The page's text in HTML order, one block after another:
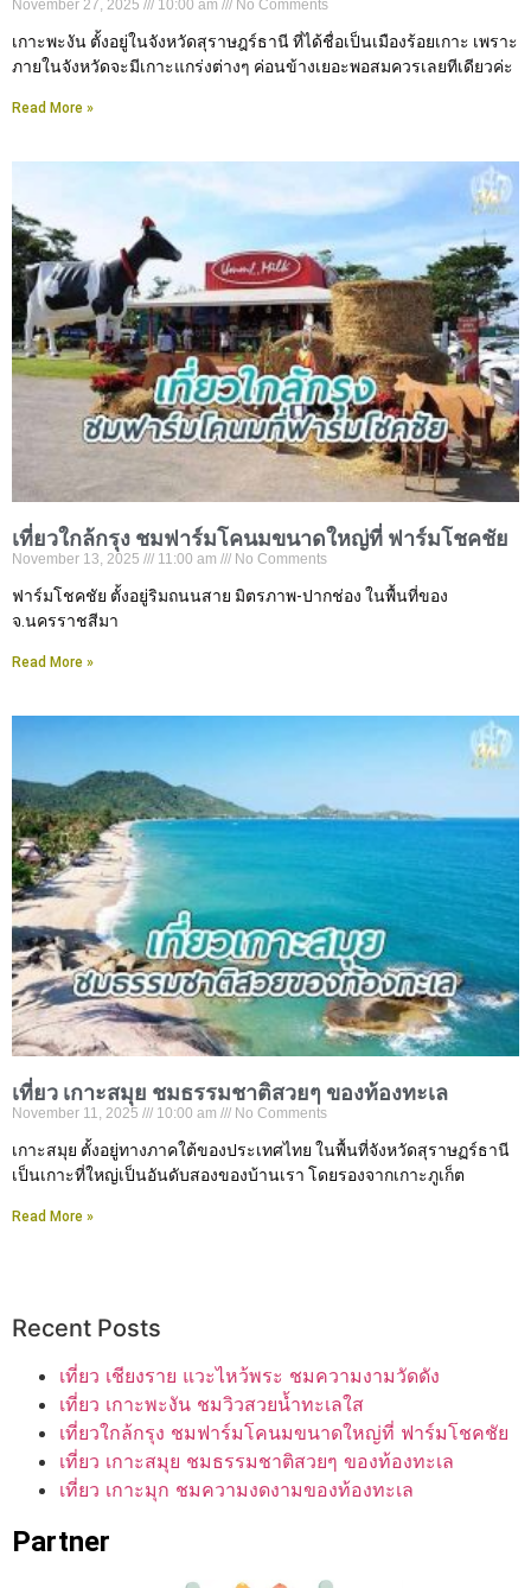
November 27, 2025 10:00 am No Comments
เกาะพะงัน ตั้งอยู่ในจังหวัดสุราษฎร์ธานี ที่ได้ชื่อเป็นเมืองร้อยเกาะ เพราะ
ภายในจังหวัดจะมีเกาะแกร่งต่างๆ ค่อนข้างเยอะพอสมควรเลยทีเดียวค่ะ
Read More »
เที่ยวใกล้กรุง ชมฟาร์มโคนมขนาดใหญ่ที่ ฟาร์มโชคชัย
November 13, 2025 11:00 am No Comments
ฟาร์มโชคชัย ตั้งอยู่ริมถนนสาย มิตรภาพ-ปากช่อง ในพื้นที่ของ
จ.นครราชสีมา
Read More »
เที่ยว เกาะสมุย ชมธรรมชาติสวยๆ ของท้องทะเล
November 11, 2025 10:00 am No Comments
เกาะสมุย ตั้งอยู่ทางภาคใต้ของประเทศไทย ในพื้นที่จังหวัดสุราษฏร์ธานี
เป็นเกาะที่ใหญ่เป็นอันดับสองของบ้านเรา โดยรองจากเกาะภูเก็ต
Read More »
Recent Posts
เที่ยว เชียงราย แวะไหว้พระ ชมความงามวัดดัง
เที่ยว เกาะพะงัน ชมวิวสวยน้ำทะเลใส
เที่ยวใกล้กรุง ชมฟาร์มโคนมขนาดใหญ่ที่ ฟาร์มโชคชัย
เที่ยว เกาะสมุย ชมธรรมชาติสวยๆ ของท้องทะเล
เที่ยว เกาะมุก ชมความงดงามของท้องทะเล
Partner